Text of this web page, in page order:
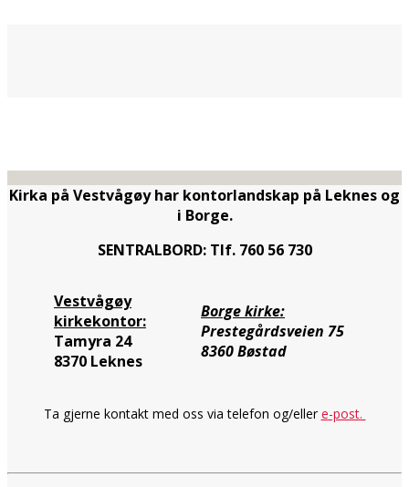
Kirka på Vestvågøy har kontorlandskap på Leknes og
i Borge.
SENTRALBORD: Tlf. 760 56 730
Vestvågøy
kirkekontor:
Tamyra 24
8370 Leknes
Borge kirke:
Prestegårdsveien 75
8360 Bøstad
Ta gjerne kontakt med oss via telefon og/ellere-post.